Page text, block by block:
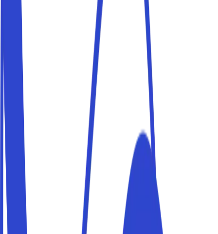
Stai organizzando una vacanza a Camogli? Con Parkito
trovi parcheggi privati a Camogli a partire da 2,00 €
all'ora e 25 € al giorno, ideali per lasciare l'auto e goderti
centro, lungomare, spiaggia, San Fruttuoso e stazione. In
alta stagione i posti vanno a ruba: prenota in anticipo.
Parcheggi vicino al centro
Prenota un parcheggio vicino al centro e raggiungi la tua
meta a piedi. I posti auto Parkito sono privati, verificati e
prenotabili in pochi minuti.
Parcheggi vicino al lungomare e al porticciolo
Prenota un parcheggio vicino al lungomare e al
porticciolo e raggiungi la tua meta a piedi. I posti auto
Parkito sono privati, verificati e prenotabili in pochi minuti.
Parcheggi vicino alla spiaggia
Prenota un parcheggio vicino alla spiaggia e raggiungi la
tua meta a piedi. I posti auto Parkito sono privati, verificati
e prenotabili in pochi minuti.